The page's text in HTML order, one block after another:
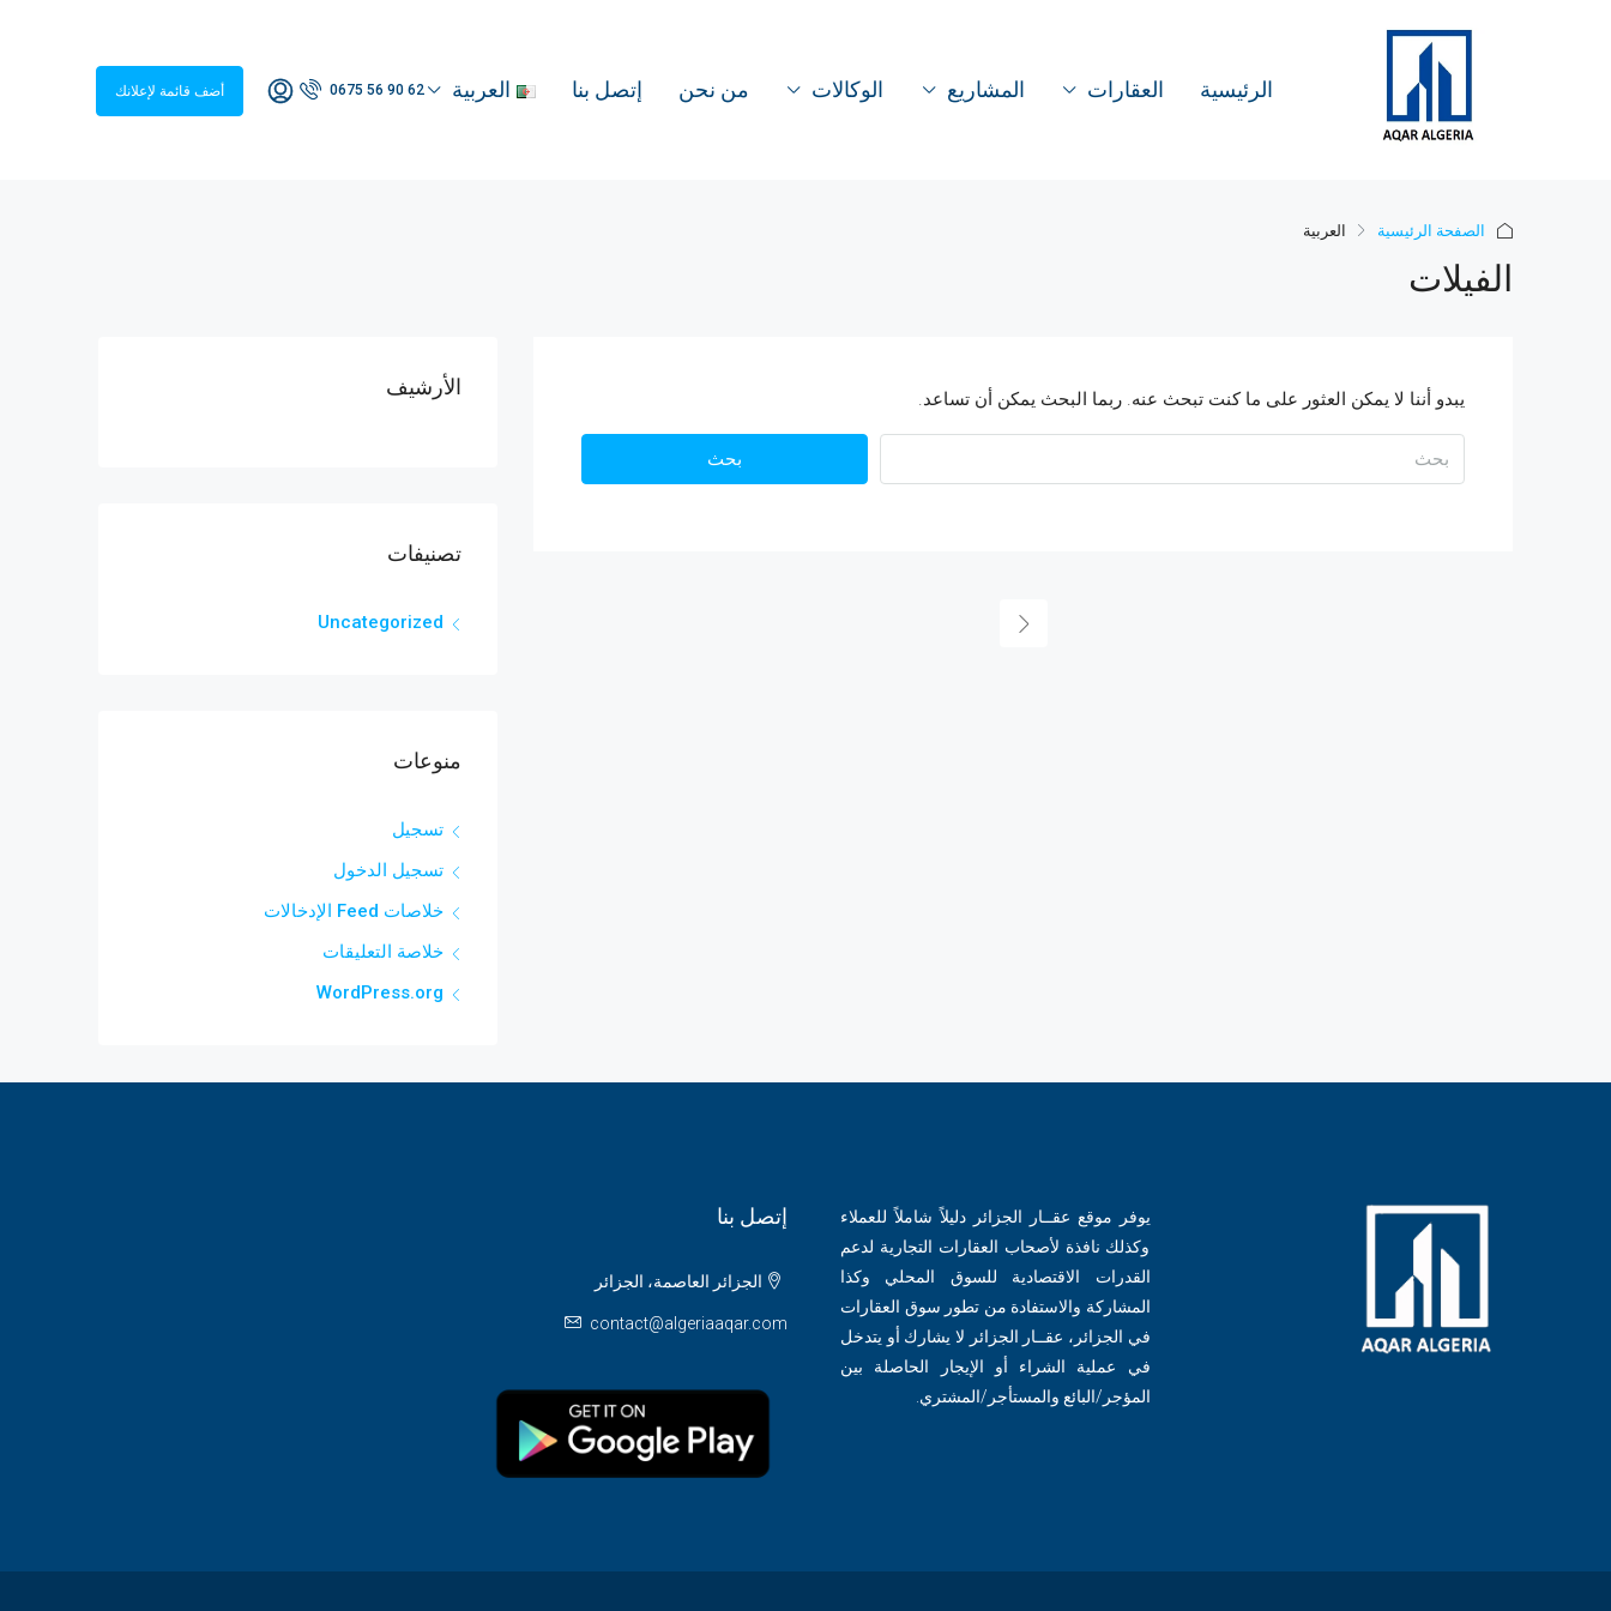
الرئيسية العقارات المشاريع الوكالات من نحن إتصل بنا العربية 0675 56 90 62 أضف قائمة لإعلانك
الصفحة الرئيسية العربية
الفيلات
يبدو أننا لا يمكن العثور على ما كنت تبحث عنه. ربما البحث يمكن أن تساعد.
بحث
الأرشيف
تصنيفات
Uncategorized
منوعات
تسجيل
تسجيل الدخول
خلاصات Feed الإدخالات
خلاصة التعليقات
WordPress.org
يوفر موقع عقــار الجزائر دليلاً شاملاً للعملاء
وكذلك نافذة لأصحاب العقارات التجارية لدعم
القدرات الاقتصادية للسوق المحلي وكذا
المشاركة والاستفادة من تطور سوق العقارات
في الجزائر، عقــار الجزائر لا يشارك أو يتدخل
في عملية الشراء أو الإيجار الحاصلة بين
المؤجر/البائع والمستأجر/المشتري.
إتصل بنا
الجزائر العاصمة، الجزائر
contact@algeriaaqar.com